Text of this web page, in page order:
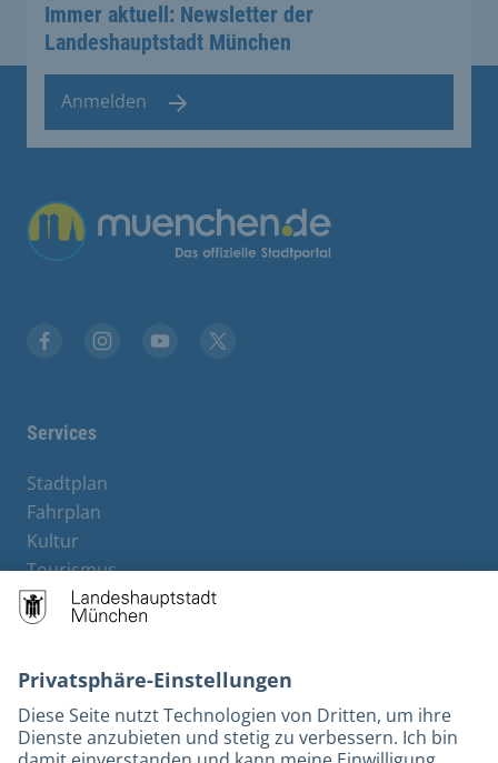
Immer aktuell: Newsletter der
Landeshauptstadt München
Anmelden
Services
Stadtplan
Fahrplan
Kultur
Tourismus
M-Strom
Bürgerservice
Kontakt